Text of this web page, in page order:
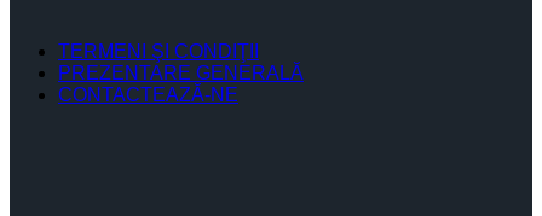
TERMENI ŞI CONDIŢII
PREZENTARE GENERALĂ
CONTACTEAZĂ-NE